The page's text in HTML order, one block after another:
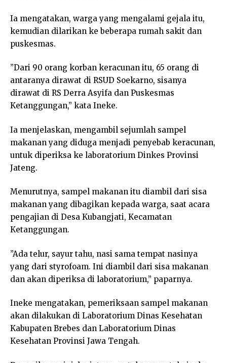
Ia mengatakan, warga yang mengalami gejala itu,
kemudian dilarikan ke beberapa rumah sakit dan
puskesmas.
”Dari 90 orang korban keracunan itu, 65 orang di
antaranya dirawat di RSUD Soekarno, sisanya
dirawat di RS Derra Asyifa dan Puskesmas
Ketanggungan,” kata Ineke.
Ia menjelaskan, mengambil sejumlah sampel
makanan yang diduga menjadi penyebab keracunan,
untuk diperiksa ke laboratorium Dinkes Provinsi
Jateng.
Menurutnya, sampel makanan itu diambil dari sisa
makanan yang dibagikan kepada warga, saat acara
pengajian di Desa Kubangjati, Kecamatan
Ketanggungan.
”Ada telur, sayur tahu, nasi sama tempat nasinya
yang dari styrofoam. Ini diambil dari sisa makanan
dan akan diperiksa di laboratorium,” paparnya.
Ineke mengatakan, pemeriksaan sampel makanan
akan dilakukan di Laboratorium Dinas Kesehatan
Kabupaten Brebes dan Laboratorium Dinas
Kesehatan Provinsi Jawa Tengah.